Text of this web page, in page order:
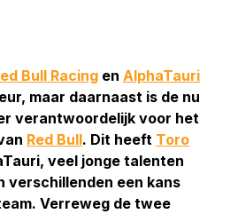
Bull Racing en AlphaTauri
maar daarnaast is de nu
verantwoordelijk voor het
Red Bull. Dit heeft Toro
veel jonge talenten
verschillenden een kans
Verreweg de twee